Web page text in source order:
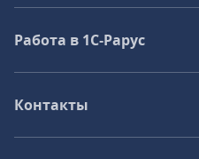
Работа в 1С‑Рарус
Контакты